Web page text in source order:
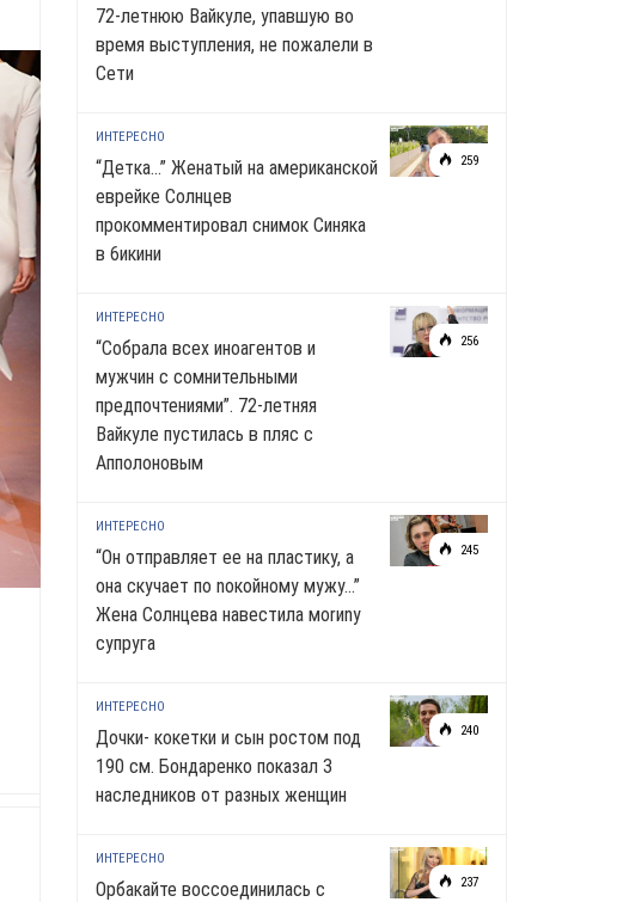
72-летнюю Вайкуле, упавшую во
время выступления, не пожалели в
Сети
259
ИНТЕРЕСНО
“Детка…” Женатый на американской
еврейке Солнцев
прокомментировал снимок Синяка
в 6икини
256
ИНТЕРЕСНО
“Собрала всех иноагентов и
мужчин с сомнительными
предпочтениями”. 72-летняя
Вайкуле пустилась в пляс с
Апполоновым
245
ИНТЕРЕСНО
“Он отправляет ее на пластику, а
она скучает по noкoйномy мужу…”
Жена Солнцева навестила моrиnу
супруга
240
ИНТЕРЕСНО
Дочки- кокетки и сын ростом под
190 см. Бондаренко показал 3
наследников от разных женщин
237
ИНТЕРЕСНО
Орбакайте воссоединилась с